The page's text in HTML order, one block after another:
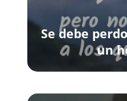
Se debe
un